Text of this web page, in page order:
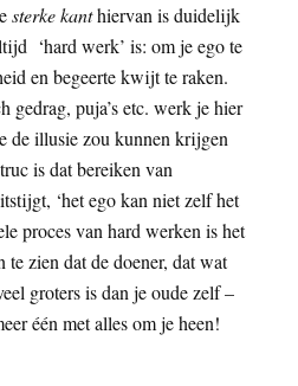
sterke kanthiervan is duidelijk
‘hard werk’ is: om je ego te
en begeerte kwijt te raken.
gedrag, puja’s etc. werk je hier
de illusie zou kunnen krijgen
is dat bereiken van
‘het ego kan niet zelf het
proces van hard werken is het
te zien dat de doener, dat wat
groters is dan je oude zelf –
één met alles om je heen!